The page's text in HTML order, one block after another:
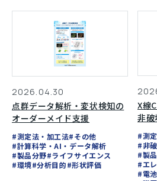
2026.04.30
点群データ解析・変状検知の
オーダーメイド支援
#測定法・加工法#その他
#計算科学・AI・データ解析
#製品分野#ライフサイエンス
#環境#分析目的#形状評価
X線
非破
#測
#非
#製
#エ
#電池